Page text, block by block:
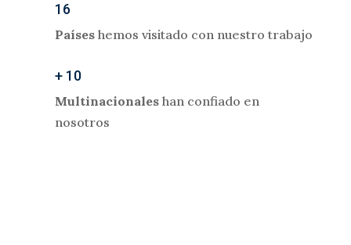
16
Paíseshemos visitado con nuestro trabajo
+ 10
Multinacionaleshan confiado en
nosotros